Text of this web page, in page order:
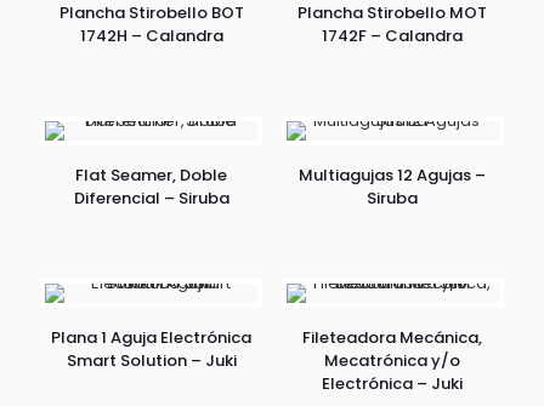
Plancha Stirobello BOT
1742H – Calandra
Plancha Stirobello MOT
1742F – Calandra
Flat Seamer, Doble
Diferencial – Siruba
Multiagujas 12 Agujas –
Siruba
Plana 1 Aguja Electrónica
Smart Solution – Juki
Fileteadora Mecánica,
Mecatrónica y/o
Electrónica – Juki